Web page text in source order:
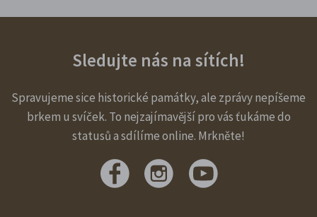
Sledujte nás na sítích!
Spravujeme sice historické památky, ale zprávy nepíšeme
brkem u svíček. To nejzajímavější pro vás ťukáme do
statusů a sdílíme online. Mrkněte!